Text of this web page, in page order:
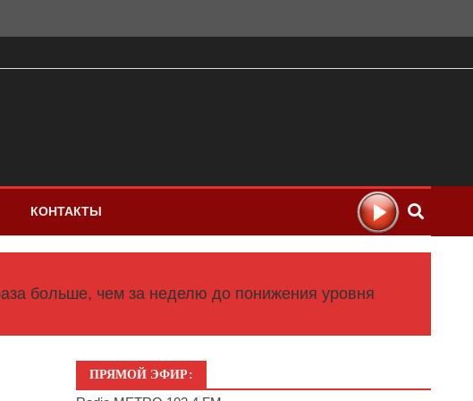
КОНТАКТЫ
больше, чем за неделю до понижения уровня
ПРЯМОЙ ЭФИР: